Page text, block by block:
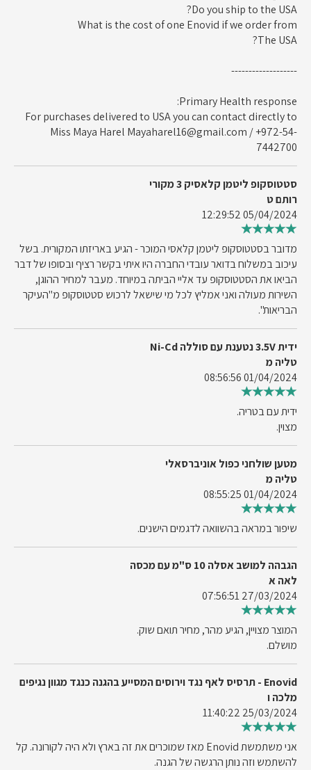
Do you ship to the USA?
What is the cost of one Enovid if we order from
The USA?
-------------------
Primary Health response:
For purchases delivered to USA you can contact directly to
Miss Maya Harel Mayaharel16@gmail.com / +972-54-
7442700
סטטוסקופ ליטמן קלאסיק 3 מקורי
רותם ט
05/04/2024 12:29:52
מדובר בסטטוסקופ ליטמן קלאסי המוכר - הגיע באריזתו המקורית. בשל
עיכוב במשלוח בדואר עובדי החברה היו איתי בקשר רציף ובסופו של דבר
הביאו את הסטטוסקופ עד אליי הביתה במיוחד. מעבר למחיר ההוגן,
השירות מעולה ואני אמליץ לכל מי שישאל לרכוש סטטוסקופ מ"העיקר
הבריאות".
ידית 3.5V נטענת עם סוללה Ni-Cd
טליה מ
01/04/2024 08:56:56
ידית עם בטריה.
מצוין.
מטען שולחני כפול אוניברסאלי
טליה מ
01/04/2024 08:55:25
שיפור במראה בהשוואה לדגמים הישנים.
הגבהה למושב אסלה 10 ס"מ עם מכסה
לאה א
27/03/2024 07:56:51
המוצר מצויין, הגיע מהר, מחיר תואם שוק.
מושלם.
Enovid - תרסיס לאף נגד וירוסים המסייע בהגנה כנגד מגוון נגיפים
מלכה ו
25/03/2024 11:40:22
אני משתמשת Enovid מאז שמוכרים את זה בארץ ולא היה לקורונה. קל
להשתמש וזה נותן הרגשה של הגנה.